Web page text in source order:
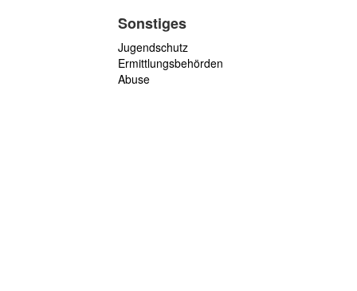
Sonstiges
Jugendschutz
Ermittlungsbehörden
Abuse